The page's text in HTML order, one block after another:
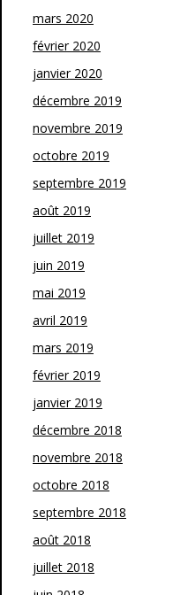
mars 2020
février 2020
janvier 2020
décembre 2019
novembre 2019
octobre 2019
septembre 2019
août 2019
juillet 2019
juin 2019
mai 2019
avril 2019
mars 2019
février 2019
janvier 2019
décembre 2018
novembre 2018
octobre 2018
septembre 2018
août 2018
juillet 2018